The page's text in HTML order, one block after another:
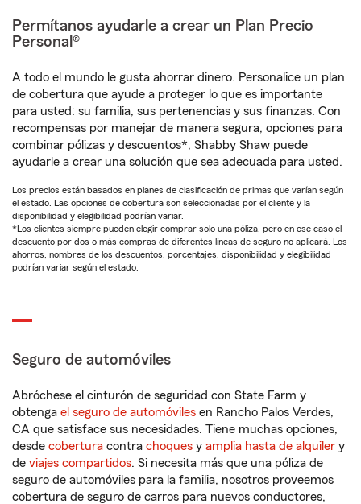
Permítanos ayudarle a crear un Plan Precio
Personal®
A todo el mundo le gusta ahorrar dinero. Personalice un plan
de cobertura que ayude a proteger lo que es importante
para usted: su familia, sus pertenencias y sus finanzas. Con
recompensas por manejar de manera segura, opciones para
combinar pólizas y descuentos*, Shabby Shaw puede
ayudarle a crear una solución que sea adecuada para usted.
Los precios están basados en planes de clasificación de primas que varían según
el estado. Las opciones de cobertura son seleccionadas por el cliente y la
disponibilidad y elegibilidad podrían variar.
*Los clientes siempre pueden elegir comprar solo una póliza, pero en ese caso el
descuento por dos o más compras de diferentes líneas de seguro no aplicará. Los
ahorros, nombres de los descuentos, porcentajes, disponibilidad y elegibilidad
podrían variar según el estado.
Seguro de automóviles
Abróchese el cinturón de seguridad con State Farm y
obtenga el seguro de automóviles en Rancho Palos Verdes,
CA que satisface sus necesidades. Tiene muchas opciones,
desde cobertura contra choques y amplia hasta de alquiler y
de viajes compartidos. Si necesita más que una póliza de
seguro de automóviles para la familia, nosotros proveemos
cobertura de seguro de carros para nuevos conductores,